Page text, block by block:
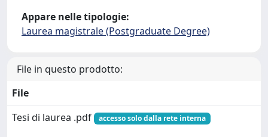
Appare nelle tipologie:
Laurea magistrale (Postgraduate Degree)
File in questo prodotto:
File
Tesi di laurea .pdf
accesso solo dalla rete interna